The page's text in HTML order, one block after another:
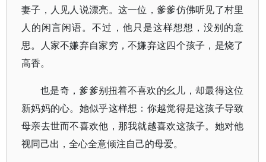
妻子，人见人说漂亮。这一位，爹爹仿佛听见了村里
人的闲言闲语。不过，他只是这样想想，没别的意
思。人家不嫌弃自家穷，不嫌弃这四个孩子，是烧了
高香。
也是奇，爹爹别扭着不喜欢的幺儿，却最得这位
新妈妈的心。她似乎这样想：你越觉得是这孩子导致
母亲去世而不喜欢他，那我就越喜欢这孩子。她对他
视同己出，全心全意倾注自己的母爱。